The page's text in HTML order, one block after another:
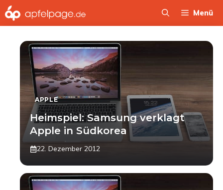
Zum
Inhalt
Menü
APPLE
Heimspiel: Samsung verklagt
Apple in Südkorea
22. Dezember 2012